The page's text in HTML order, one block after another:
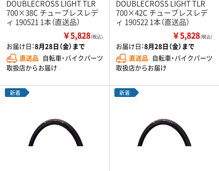
DOUBLECROSS LIGHT TLR
700×38C チューブレスレデ
ィ 190521 1本（直送品）
￥5,828（税込）
お届け日：8月28日（金）まで
直送品 自転車・バイクパーツ
取扱店からお届け
DOUBLECROSS LIGHT TLR
700×42C チューブレスレデ
ィ 190522 1本（直送品）
￥5,828（税込）
お届け日：8月28日（金）まで
直送品 自転車・バイクパーツ
取扱店からお届け
新着 新着